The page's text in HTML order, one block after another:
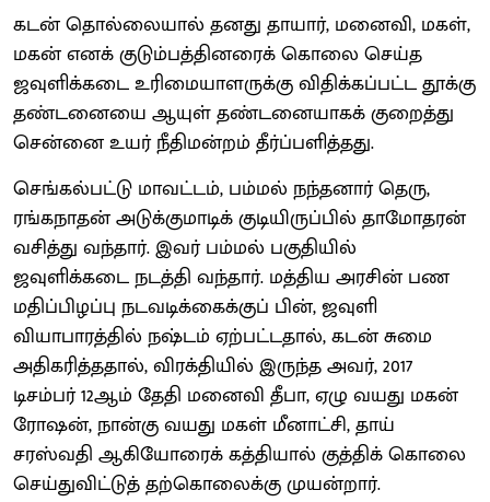
கடன் தொல்லையால் தனது தாயார், மனைவி, மகள்,
மகன் எனக் குடும்பத்தினரைக் கொலை செய்த
ஜவுளிக்கடை உரிமையாளருக்கு விதிக்கப்பட்ட தூக்கு
தண்டனையை ஆயுள் தண்டனையாகக் குறைத்து
சென்னை உயர் நீதிமன்றம் தீர்ப்பளித்தது.
செங்கல்பட்டு மாவட்டம், பம்மல் நந்தனார் தெரு,
ரங்கநாதன் அடுக்குமாடிக் குடியிருப்பில் தாமோதரன்
வசித்து வந்தார். இவர் பம்மல் பகுதியில்
ஜவுளிக்கடை நடத்தி வந்தார். மத்திய அரசின் பண
மதிப்பிழப்பு நடவடிக்கைக்குப் பின், ஜவுளி
வியாபாரத்தில் நஷ்டம் ஏற்பட்டதால், கடன் சுமை
அதிகரித்ததால், விரக்தியில் இருந்த அவர், 2017
டிசம்பர் 12ஆம் தேதி மனைவி தீபா, ஏழு வயது மகன்
ரோஷன், நான்கு வயது மகள் மீனாட்சி, தாய்
சரஸ்வதி ஆகியோரைக் கத்தியால் குத்திக் கொலை
செய்துவிட்டுத் தற்கொலைக்கு முயன்றார்.